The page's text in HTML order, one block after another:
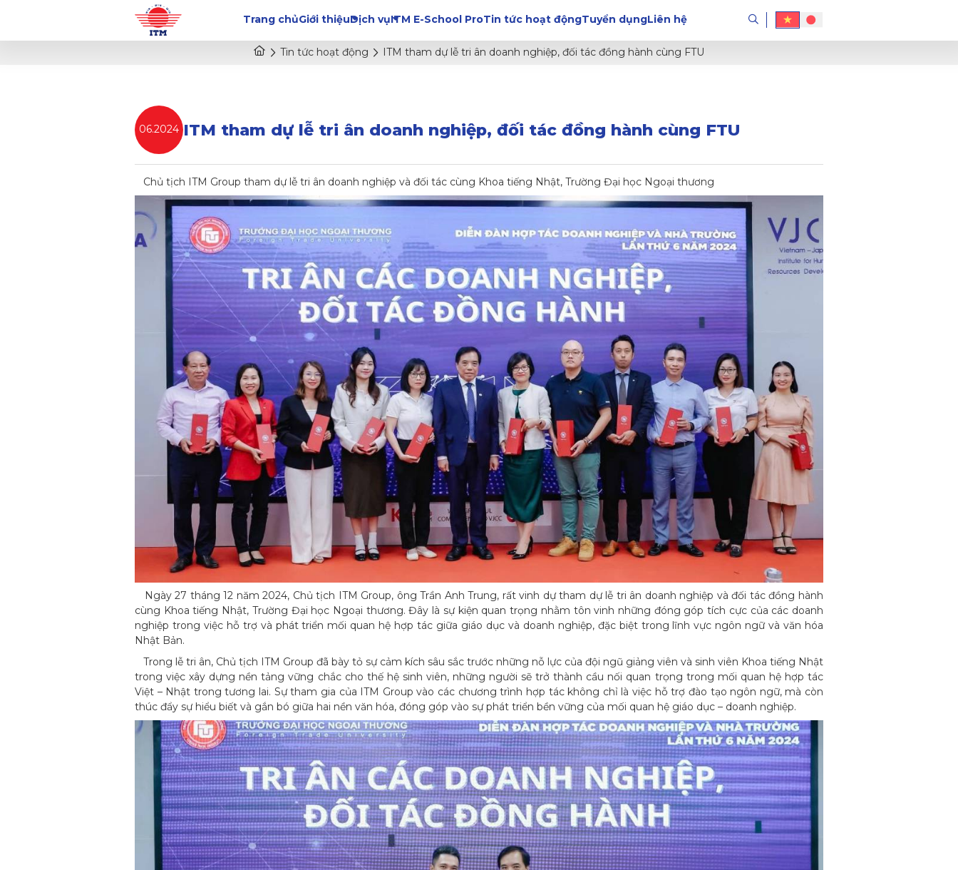
Trang chủGiới thiệuDịch vụITM E-School ProTin tức hoạt độngTuyển dụngLiên hệ
Tin tức hoạt động ITM tham dự lễ tri ân doanh nghiệp, đối tác đồng hành cùng FTU
06.2024 ITM tham dự lễ tri ân doanh nghiệp, đối tác đồng hành cùng FTU
Chủ tịch ITM Group tham dự lễ tri ân doanh nghiệp và đối tác cùng Khoa tiếng Nhật, Trường Đại học Ngoại thương
Ngày 27 tháng 12 năm 2024, Chủ tịch ITM Group, ông Trần Anh Trung, rất vinh dự tham dự lễ tri ân doanh nghiệp và đối tác đồng hành
cùng Khoa tiếng Nhật, Trường Đại học Ngoại thương. Đây là sự kiện quan trọng nhằm tôn vinh những đóng góp tích cực của các doanh
nghiệp trong việc hỗ trợ và phát triển mối quan hệ hợp tác giữa giáo dục và doanh nghiệp, đặc biệt trong lĩnh vực ngôn ngữ và văn hóa
Nhật Bản.
Trong lễ tri ân, Chủ tịch ITM Group đã bày tỏ sự cảm kích sâu sắc trước những nỗ lực của đội ngũ giảng viên và sinh viên Khoa tiếng Nhật
trong việc xây dựng nền tảng vững chắc cho thế hệ sinh viên, những người sẽ trở thành cầu nối quan trọng trong mối quan hệ hợp tác
Việt – Nhật trong tương lai. Sự tham gia của ITM Group vào các chương trình hợp tác không chỉ là việc hỗ trợ đào tạo ngôn ngữ, mà còn
thúc đẩy sự hiểu biết và gắn bó giữa hai nền văn hóa, đóng góp vào sự phát triển bền vững của mối quan hệ giáo dục – doanh nghiệp.